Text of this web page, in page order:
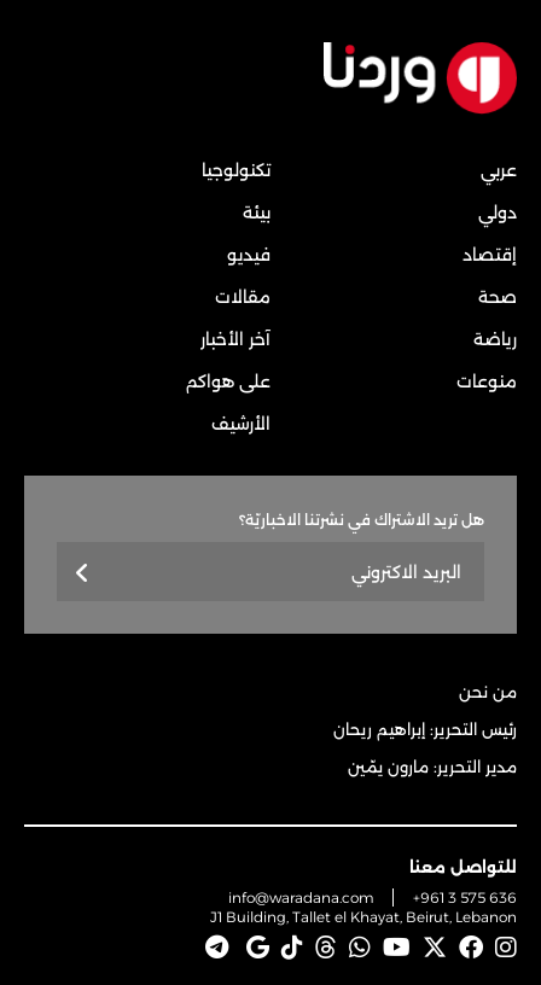
عربي
دولي
إقتصاد
صحة
رياضة
منوعات
تكنولوجيا
بيئة
فيديو
مقالات
آخر الأخبار
على هواكم
الأرشيف
هل تريد الاشتراك في نشرتنا الاخباريّة؟
من نحن
رئيس التحرير: إبراهيم ريحان
مدير التحرير: مارون يمّين
للتواصل معنا
info@waradana.com
+961 3 575 636
J1 Building, Tallet el Khayat, Beirut, Lebanon